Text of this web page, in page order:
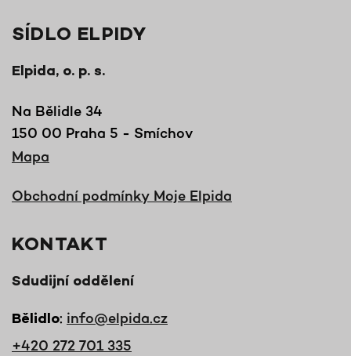
SÍDLO ELPIDY
Elpida, o. p. s.
Na Bělidle 34
150 00 Praha 5 - Smíchov
Mapa
Obchodní podmínky Moje Elpida
KONTAKT
Sdudijní oddělení
Bělidlo: info@elpida.cz
+420 272 701 335